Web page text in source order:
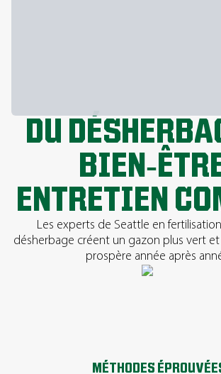
DU
ENTRETIEN
Les experts de Seattle en
désherbage créent un gazon plus vert
prospère année après
MÉTHODES